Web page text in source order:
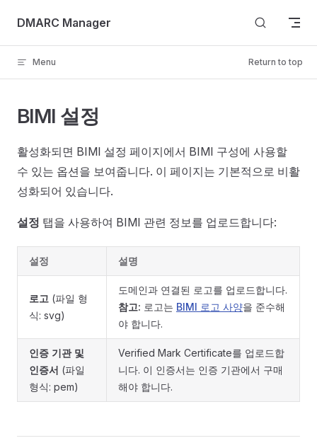
Skip to content
DMARC Manager
Menu Return to top
BIMI 설정
활성화되면 BIMI 설정 페이지에서 BIMI 구성에 사용할
수 있는 옵션을 보여줍니다. 이 페이지는 기본적으로 비활
성화되어 있습니다.
설정 탭을 사용하여 BIMI 관련 정보를 업로드합니다:
설정 설명
로고 (파일 형
식: svg)
도메인과 연결된 로고를 업로드합니다.
참고: 로고는 BIMI 로고 사양을 준수해
야 합니다.
인증 기관 및
인증서 (파일
형식: pem)
Verified Mark Certificate를 업로드합
니다. 이 인증서는 인증 기관에서 구매
해야 합니다.